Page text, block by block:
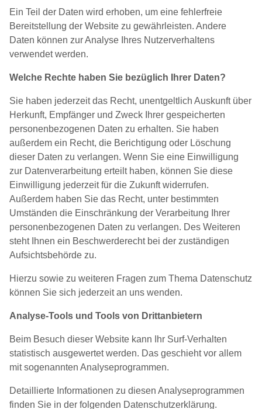
Ein Teil der Daten wird erhoben, um eine fehlerfreie
Bereitstellung der Website zu gewährleisten. Andere
Daten können zur Analyse Ihres Nutzerverhaltens
verwendet werden.
Welche Rechte haben Sie bezüglich Ihrer Daten?
Sie haben jederzeit das Recht, unentgeltlich Auskunft über
Herkunft, Empfänger und Zweck Ihrer gespeicherten
personenbezogenen Daten zu erhalten. Sie haben
außerdem ein Recht, die Berichtigung oder Löschung
dieser Daten zu verlangen. Wenn Sie eine Einwilligung
zur Datenverarbeitung erteilt haben, können Sie diese
Einwilligung jederzeit für die Zukunft widerrufen.
Außerdem haben Sie das Recht, unter bestimmten
Umständen die Einschränkung der Verarbeitung Ihrer
personenbezogenen Daten zu verlangen. Des Weiteren
steht Ihnen ein Beschwerderecht bei der zuständigen
Aufsichtsbehörde zu.
Hierzu sowie zu weiteren Fragen zum Thema Datenschutz
können Sie sich jederzeit an uns wenden.
Analyse-Tools und Tools von Dritt­anbietern
Beim Besuch dieser Website kann Ihr Surf-Verhalten
statistisch ausgewertet werden. Das geschieht vor allem
mit sogenannten Analyseprogrammen.
Detaillierte Informationen zu diesen Analyseprogrammen
finden Sie in der folgenden Datenschutzerklärung.